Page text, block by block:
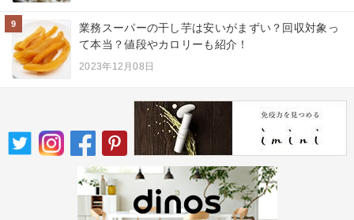
9
業務スーパーの干し芋は安いがまずい？回収対象っ
て本当？値段やカロリーも紹介！
2023年12月08日